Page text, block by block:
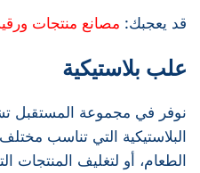
قد يعجبك: مصانع منتجات
علب بلاستيكية
نوفر في مجموعة المستقبل
البلاستيكية التي تناسب
الطعام، أو لتغليف المنتجات